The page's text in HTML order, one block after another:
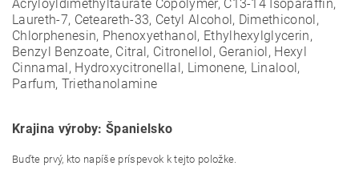
Acryloyldimethyltaurate Copolymer, C13-14 Isoparaffin,
Laureth-7, Ceteareth-33, Cetyl Alcohol, Dimethiconol,
Chlorphenesin, Phenoxyethanol, Ethylhexylglycerin,
Benzyl Benzoate, Citral, Citronellol, Geraniol, Hexyl
Cinnamal, Hydroxycitronellal, Limonene, Linalool,
Parfum, Triethanolamine
Krajina výroby: Španielsko
Buďte prvý, kto napíše príspevok k tejto položke.